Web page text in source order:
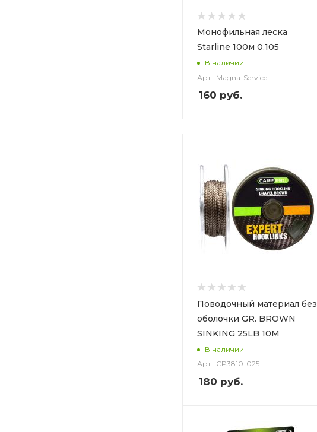
Монофильная леска
Starline 100м 0.105
В наличии
Арт.: Magna-Service
160 руб.
Поводочный материал без
оболочки GR. BROWN
SINKING 25LB 10M
В наличии
Арт.: CP3810-025
180 руб.